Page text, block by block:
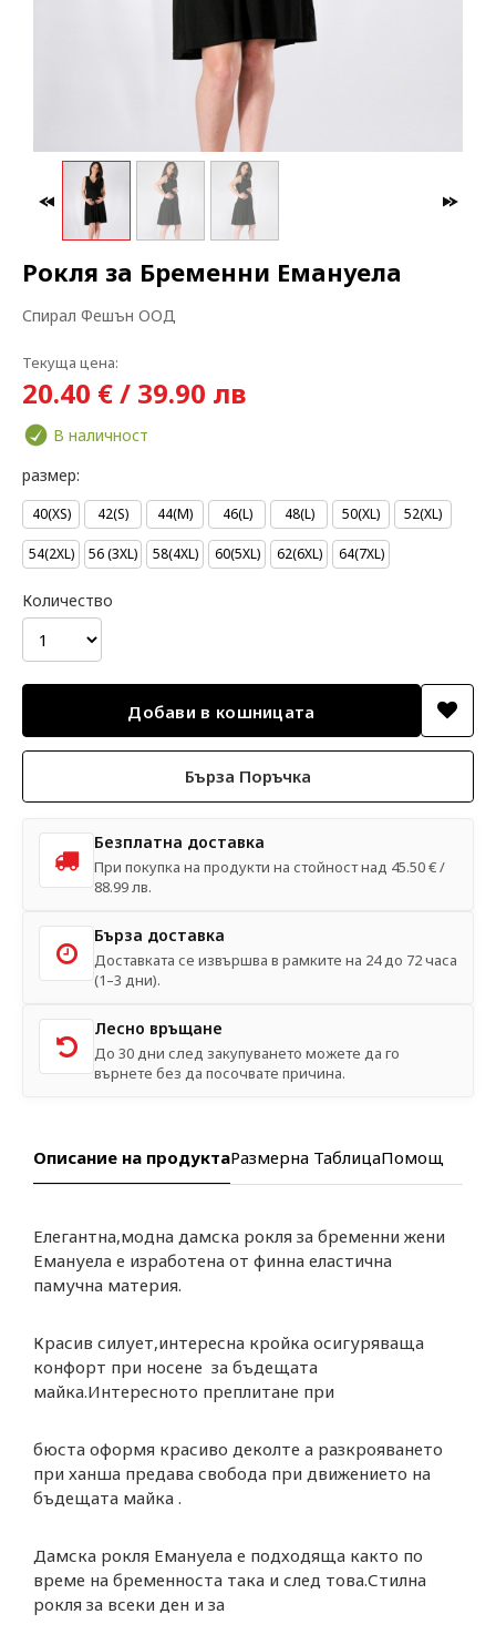
Рокля за Бременни Емануела
Спирал Фешън ООД
Текуща цена:
20.40 € / 39.90 лв
В наличност
размер:
40(XS) 42(S) 44(M) 46(L) 48(L) 50(XL) 52(XL)
54(2XL) 56 (3XL) 58(4XL) 60(5XL) 62(6XL) 64(7XL)
Количество
Бърза Поръчка
Безплатна доставка
При покупка на продукти на стойност над 45.50 € /
88.99 лв.
Бърза доставка
Доставката се извършва в рамките на 24 до 72 часа
(1–3 дни).
Лесно връщане
До 30 дни след закупуването можете да го
върнете без да посочвате причина.
Описание на продуктаРазмерна ТаблицаПомощ
Елегантна,модна дамска рокля за бременни жени
Емануела е изработена от финна еластична
памучна материя.
Красив силует,интересна кройка осигуряваща
конфорт при носене за бъдещата
майка.Интересното преплитане при
бюста оформя красиво деколте а разкрояването
при ханша предава свобода при движението на
бъдещата майка .
Дамска рокля Емануела е подходяща както по
време на бременноста така и след това.Стилна
рокля за всеки ден и за